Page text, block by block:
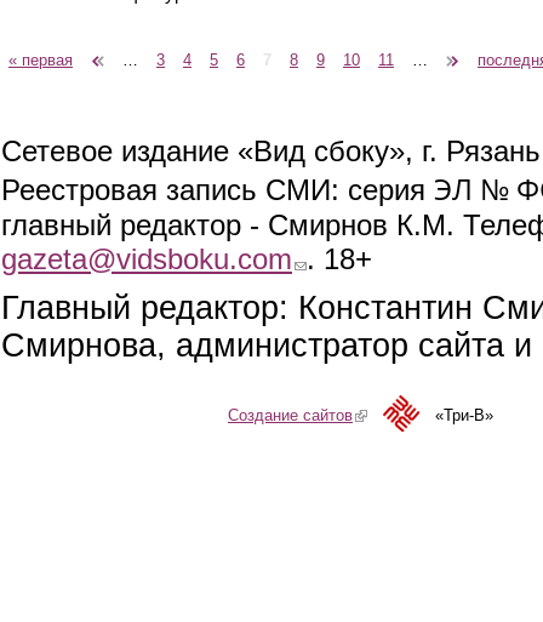
Страницы
« первая 3 4 5 6 7 8 9 10 11
Сетевое издание «Вид сбоку», г.
Реестровая запись СМИ: серия ЭЛ №
главный редактор - Смирнов К.М.
gazeta@vidsboku.com (link sends e-mail)
. 18+
Главный редактор: Константин
Смирнова, администратор сайта
Создание сайтов(link is external)«Три-В»